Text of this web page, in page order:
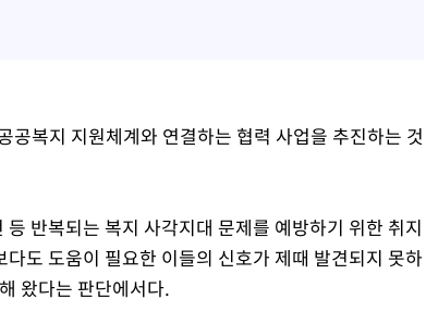
복지 지원체계와 연결하는 협력 사업을 추진하는 것
반복되는 복지 사각지대 문제를 예방하기 위한 취지
도 도움이 필요한 이들의 신호가 제때 발견되지 못하
왔다는 판단에서다.